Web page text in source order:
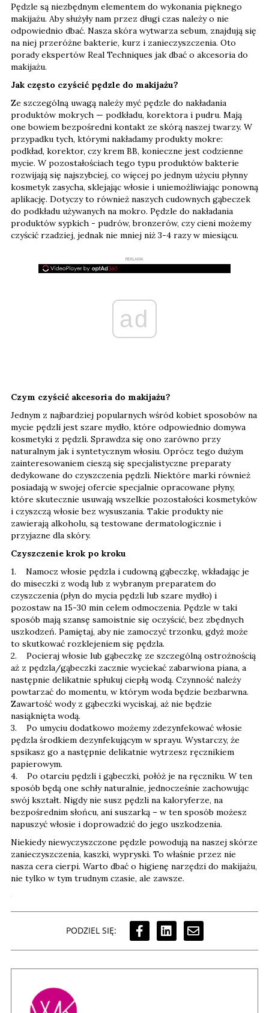
Pędzle są niezbędnym elementem do wykonania pięknego
makijażu. Aby służyły nam przez długi czas należy o nie
odpowiednio dbać. Nasza skóra wytwarza sebum, znajdują się
na niej przeróżne bakterie, kurz i zanieczyszczenia. Oto
porady ekspertów Real Techniques jak dbać o akcesoria do
makijażu.
Jak często czyścić pędzle do makijażu?
Ze szczególną uwagą należy myć pędzle do nakładania
produktów mokrych — podkładu, korektora i pudru. Mają
one bowiem bezpośredni kontakt ze skórą naszej twarzy. W
przypadku tych, którymi nakładamy produkty mokre:
podkład, korektor, czy krem BB, konieczne jest codzienne
mycie. W pozostałościach tego typu produktów bakterie
rozwijają się najszybciej, co więcej po jednym użyciu płynny
kosmetyk zasycha, sklejając włosie i uniemożliwiając ponowną
aplikację. Dotyczy to również naszych cudownych gąbeczek
do podkładu używanych na mokro. Pędzle do nakładania
produktów sypkich - pudrów, bronzerów, czy cieni możemy
czyścić rzadziej, jednak nie mniej niż 3-4 razy w miesiącu.
REKLAMA
ad
Czym czyścić akcesoria do makijażu?
Jednym z najbardziej popularnych wśród kobiet sposobów na
mycie pędzli jest szare mydło, które odpowiednio domywa
kosmetyki z pędzli. Sprawdza się ono zarówno przy
naturalnym jak i syntetycznym włosiu. Oprócz tego dużym
zainteresowaniem cieszą się specjalistyczne preparaty
dedykowane do czyszczenia pędzli. Niektóre marki również
posiadają w swojej ofercie specjalnie opracowane płyny,
które skutecznie usuwają wszelkie pozostałości kosmetyków
i czyszczą włosie bez wysuszania. Takie produkty nie
zawierają alkoholu, są testowane dermatologicznie i
przyjazne dla skóry.
Czyszczenie krok po kroku
1. Namocz włosie pędzla i cudowną gąbeczkę, wkładając je
do miseczki z wodą lub z wybranym preparatem do
czyszczenia (płyn do mycia pędzli lub szare mydło) i
pozostaw na 15-30 min celem odmoczenia. Pędzle w taki
sposób mają szansę samoistnie się oczyścić, bez zbędnych
uszkodzeń. Pamiętaj, aby nie zamoczyć trzonku, gdyż może
to skutkować rozklejeniem się pędzla.
2. Pocieraj włosie lub gąbeczkę ze szczególną ostrożnością
aż z pędzla/gąbeczki zacznie wyciekać zabarwiona piana, a
następnie delikatnie spłukuj ciepłą wodą. Czynność należy
powtarzać do momentu, w którym woda będzie bezbarwna.
Zawartość wody z gąbeczki wyciskaj, aż nie będzie
nasiąknięta wodą.
3. Po umyciu dodatkowo możemy zdezynfekować włosie
pędzla środkiem dezynfekującym w sprayu. Wystarczy, że
spsikasz go a następnie delikatnie wytrzesz ręcznikiem
papierowym.
4. Po otarciu pędzli i gąbeczki, połóż je na ręczniku. W ten
sposób będą one schły naturalnie, jednocześnie zachowując
swój kształt. Nigdy nie susz pędzli na kaloryferze, na
bezpośrednim słońcu, ani suszarką – w ten sposób możesz
napuszyć włosie i doprowadzić do jego uszkodzenia.
Niekiedy niewyczyszczone pędzle powodują na naszej skórze
zanieczyszczenia, kaszki, wypryski. To właśnie przez nie
nasza cera cierpi. Warto dbać o higienę narzędzi do makijażu,
nie tylko w tym trudnym czasie, ale zawsze.
PODZIEL SIĘ: